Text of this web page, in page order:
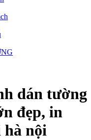
dán tường
đẹp, in
hà nội